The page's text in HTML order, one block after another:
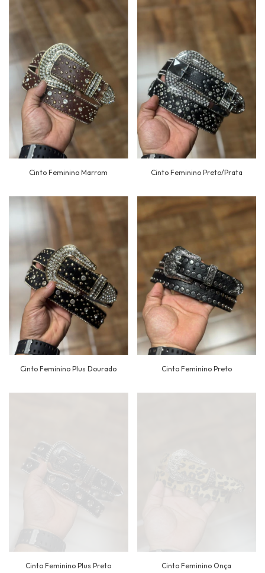
Cinto Feminino Marrom Cinto Feminino Preto/Prata
Cinto Feminino Plus Dourado Cinto Feminino Preto
Cinto Feminino Plus Preto Cinto Feminino Onça